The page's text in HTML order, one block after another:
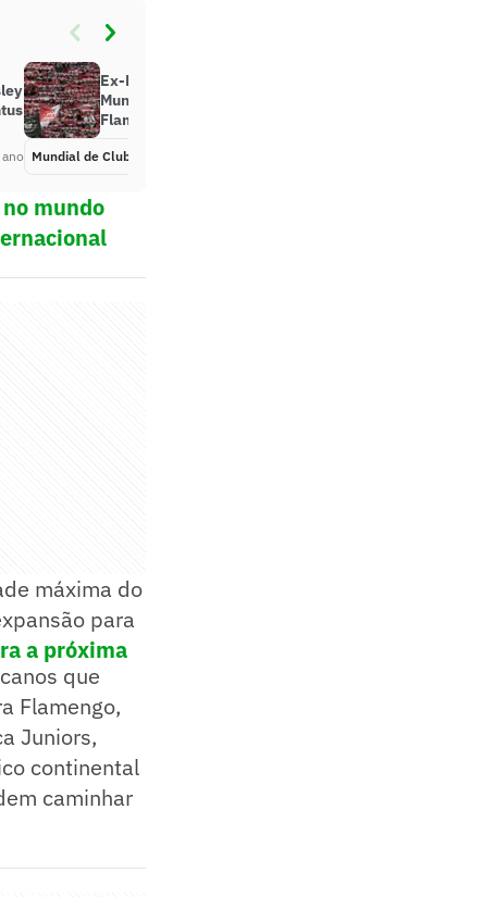
ano
Ex-Fluminense enaltece time do
Mundial: ‘Comparo à torcida do
Flamengo’
Mundial de Clubes
mundo
máxima do
para
a próxima
que
Flamengo,
Juniors,
continental
caminhar